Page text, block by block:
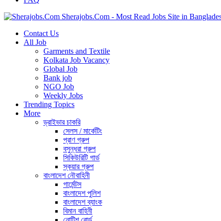
Sherajobs.Com - Most Read Jobs Site in
Contact Us
All Job
Garments and Textile
Kolkata Job Vacancy
Global Job
Bank job
NGO Job
Weekly Jobs
Trending Topics
More
ড্রাইভার চাকরি
সেলস / মার্কেটিং
প্রাণ গ্রুপ
বসুন্ধরা গ্রুপ
সিকিউরিটি গার্ড
স্কয়ার গ্রুপ
বাংলাদেশ নৌবাহিনী
গার্মেন্টস
বাংলাদেশ পুলিশ
বাংলাদেশ ব্যাংক
বিমান বাহিনী